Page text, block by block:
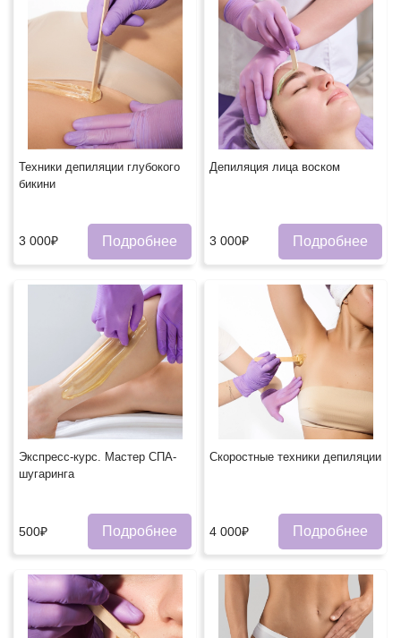
Техники депиляции глубокого
бикини
3 000₽ Подробнее
Депиляция лица воском
3 000₽ Подробнее
Экспресс-курс. Мастер СПА-
шугаринга
500₽ Подробнее
Скоростные техники депиляции
4 000₽ Подробнее